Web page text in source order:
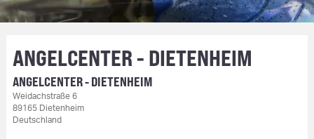
ANGELCENTER - DIETENHEIM
ANGELCENTER - DIETENHEIM
Weidachstraße 6
89165 Dietenheim
Deutschland